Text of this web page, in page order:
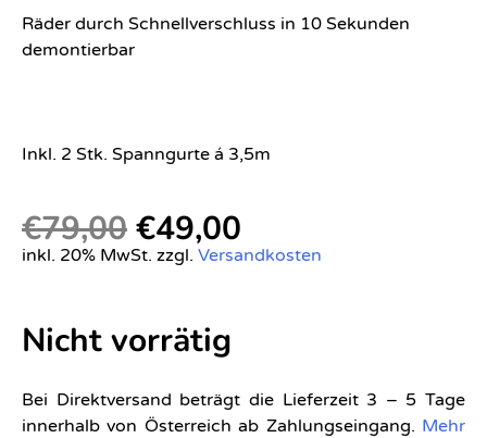
Räder durch Schnellverschluss in 10 Sekunden
demontierbar
Inkl. 2 Stk. Spanngurte á 3,5m
€79,00€49,00
inkl. 20% MwSt. zzgl. Versandkosten
Nicht vorrätig
Bei Direktversand beträgt die Lieferzeit 3 – 5 Tage
innerhalb von Österreich ab Zahlungseingang. Mehr